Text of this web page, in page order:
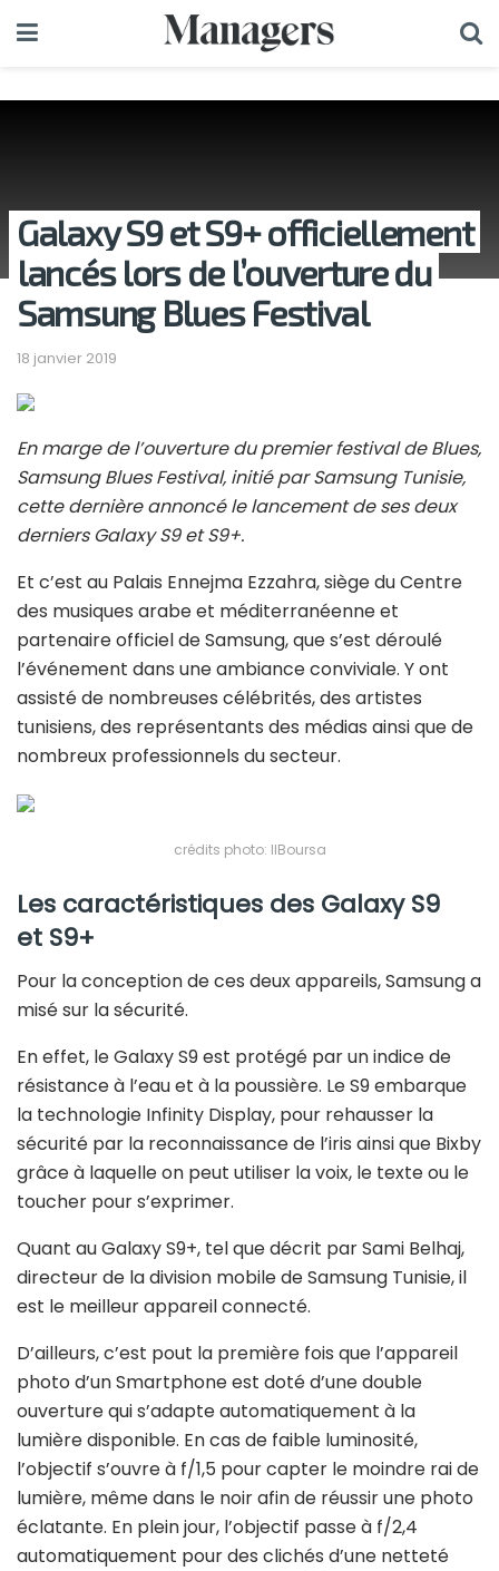
Galaxy S9 et S9+ officiellement
lancés lors de l’ouverture du
Samsung Blues Festival
18 janvier 2019
En marge de l’ouverture du premier festival de Blues,
Samsung Blues Festival, initié par Samsung Tunisie,
cette dernière annoncé le lancement de ses deux
derniers Galaxy S9 et S9+.
Et c’est au Palais Ennejma Ezzahra, siège du Centre
des musiques arabe et méditerranéenne et
partenaire officiel de Samsung, que s’est déroulé
l’événement dans une ambiance conviviale. Y ont
assisté de nombreuses célébrités, des artistes
tunisiens, des représentants des médias ainsi que de
nombreux professionnels du secteur.
crédits photo: IlBoursa
Les caractéristiques des Galaxy S9
et S9+
Pour la conception de ces deux appareils, Samsung a
misé sur la sécurité.
En effet, le Galaxy S9 est protégé par un indice de
résistance à l’eau et à la poussière. Le S9 embarque
la technologie Infinity Display, pour rehausser la
sécurité par la reconnaissance de l’iris ainsi que Bixby
grâce à laquelle on peut utiliser la voix, le texte ou le
toucher pour s’exprimer.
Quant au Galaxy S9+, tel que décrit par Sami Belhaj,
directeur de la division mobile de Samsung Tunisie, il
est le meilleur appareil connecté.
D’ailleurs, c’est pout la première fois que l’appareil
photo d’un Smartphone est doté d’une double
ouverture qui s’adapte automatiquement à la
lumière disponible. En cas de faible luminosité,
l’objectif s’ouvre à f/1,5 pour capter le moindre rai de
lumière, même dans le noir afin de réussir une photo
éclatante. En plein jour, l’objectif passe à f/2,4
automatiquement pour des clichés d’une netteté